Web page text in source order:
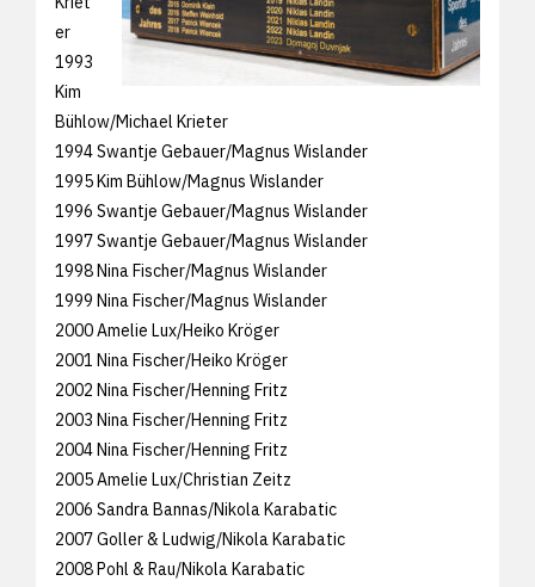
er
1993
Kim
Bühlow/Michael Krieter
1994 Swantje Gebauer/Magnus Wislander
1995 Kim Bühlow/Magnus Wislander
1996 Swantje Gebauer/Magnus Wislander
1997 Swantje Gebauer/Magnus Wislander
1998 Nina Fischer/Magnus Wislander
1999 Nina Fischer/Magnus Wislander
2000 Amelie Lux/Heiko Kröger
2001 Nina Fischer/Heiko Kröger
2002 Nina Fischer/Henning Fritz
2003 Nina Fischer/Henning Fritz
2004 Nina Fischer/Henning Fritz
2005 Amelie Lux/Christian Zeitz
2006 Sandra Bannas/Nikola Karabatic
2007 Goller & Ludwig/Nikola Karabatic
2008 Pohl & Rau/Nikola Karabatic